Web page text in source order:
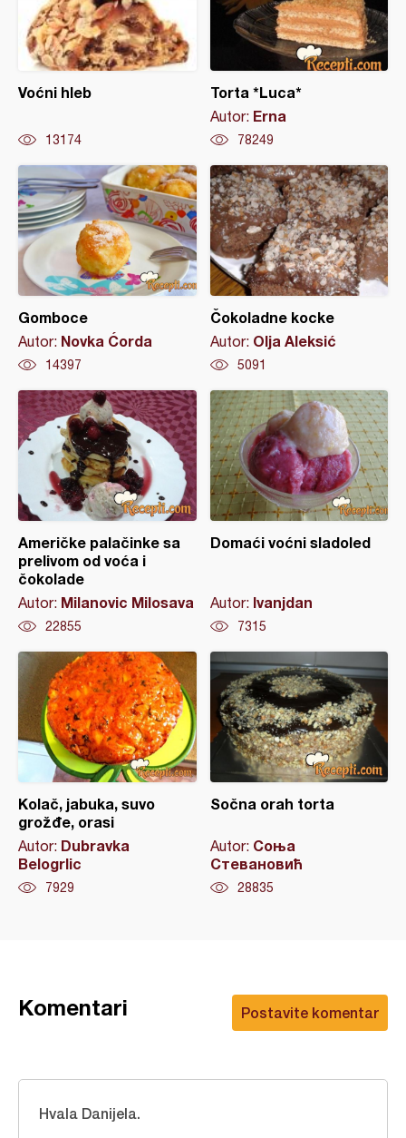
Voćni hleb
13174
Torta *Luca*
Autor: Erna
78249
Gomboce
Autor: Novka Ćorda
14397
Čokoladne kocke
Autor: Olja Aleksić
5091
Američke palačinke sa
prelivom od voća i
čokolade
Autor: Milanovic Milosava
22855
Domaći voćni sladoled
Autor: Ivanjdan
7315
Kolač, jabuka, suvo
grožđe, orasi
Autor: Dubravka
Belogrlic
7929
Sočna orah torta
Autor: Соња
Стевановић
28835
Postavite komentar
Komentari
Hvala Danijela.